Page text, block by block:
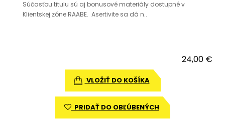
Súčasťou titulu sú aj bonusové materiály dostupné v
Klientskej zóne RAABE. Asertivite sa dá n..
24,00 €
VLOŽIŤ DO KOŠÍKA
PRIDAŤ DO OBĽÚBENÝCH